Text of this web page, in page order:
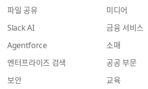
파일 공유
Slack AI
Agentforce
엔터프라이즈 검색
보안
미디어
금융 서비스
소매
공공 부문
교육